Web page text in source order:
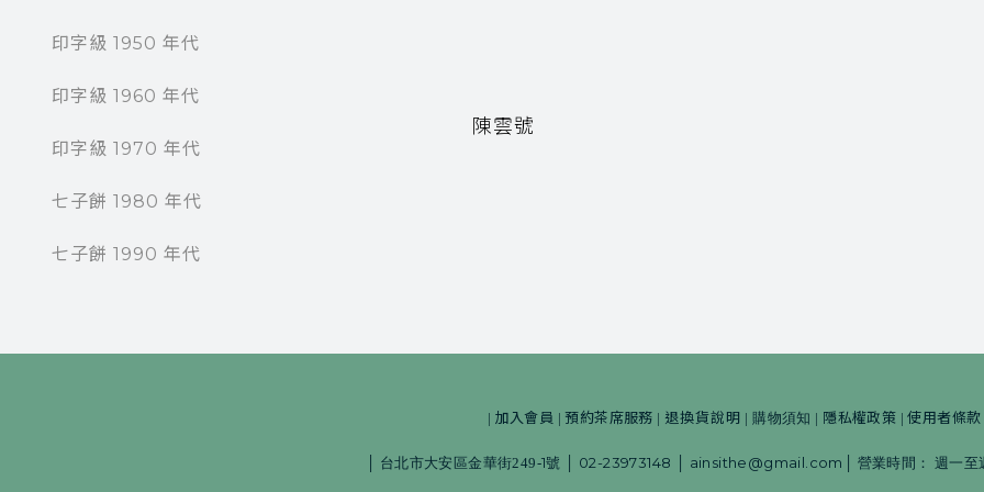
印字級 1950 年代
印字級 1960 年代
印字級 1970 年代
七子餅 1980 年代
七子餅 1990 年代
陳雲號
| 加入會員 |預約茶席服務 | 退換貨說明 | 購物須知 | 隱私權政策 |使用者條款
台北市大安區金華街249-1號 02-23973148 ainsithe@gmail.com 營業時間： 週一至